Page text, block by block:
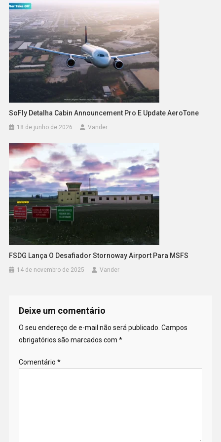
SoFly Detalha Cabin Announcement Pro E Update AeroTone
18 de junho de 2026 Vander
FSDG Lança O Desafiador Stornoway Airport Para MSFS
14 de novembro de 2025 Vander
Deixe um comentário
O seu endereço de e-mail não será publicado. Campos
obrigatórios são marcados com *
Comentário *